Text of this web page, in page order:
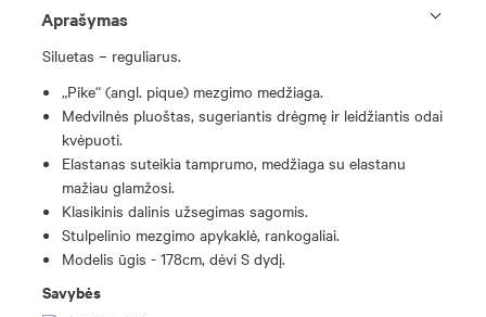
Aprašymas
Siluetas – reguliarus.
„Pike“ (angl. pique) mezgimo medžiaga.
Medvilnės pluoštas, sugeriantis drėgmę ir leidžiantis odai
kvėpuoti.
Elastanas suteikia tamprumo, medžiaga su elastanu
mažiau glamžosi.
Klasikinis dalinis užsegimas sagomis.
Stulpelinio mezgimo apykaklė, rankogaliai.
Modelis ūgis - 178cm, dėvi S dydį.
Savybės